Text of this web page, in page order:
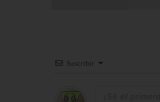
Suscribir